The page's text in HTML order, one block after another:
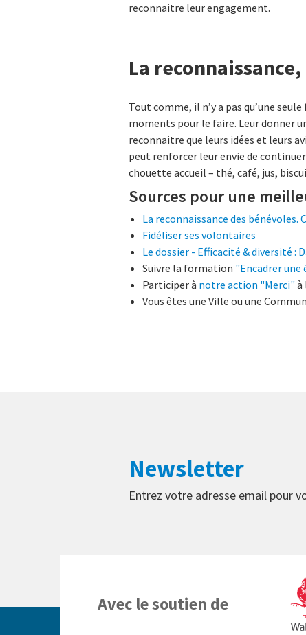
reconnaitre leur engagement.
La
Tout comme, il n’y a pas qu’une
moments pour le faire. Leur donner
reconnaitre que leurs idées et leurs
peut renforcer leur envie de
chouette accueil – thé, café, jus,
Sources pour une
La reconnaissance des
Fidéliser ses volontaires
Le dossier - Efficacité & diversité :
Suivre la formation "Encadrer une
Participer à notre action "Merci" à
Vous êtes une Ville ou une
Newsletter
Entrez votre adresse email pour
Avec le soutien de